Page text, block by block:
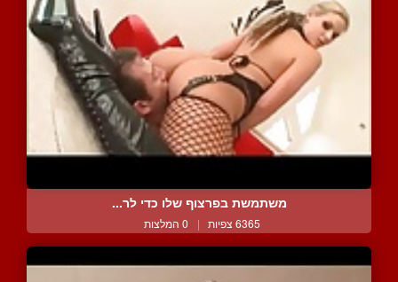
משתמשת בפרצוף שלו כדי לר...
6365 צפיות | 0 המלצות